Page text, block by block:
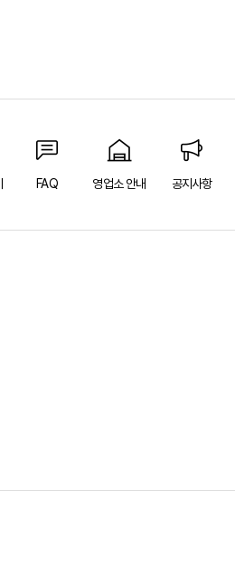
FAQ 영업소 안내 공지사항